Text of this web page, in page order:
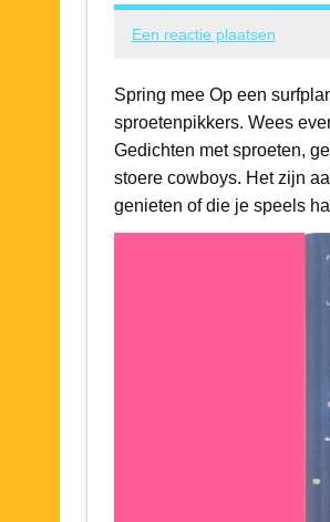
Een reactie plaatsen
Spring mee Op een
sproetenpikkers. Wees
Gedichten met sproeten,
stoere cowboys. Het zijn
genieten of die je speels